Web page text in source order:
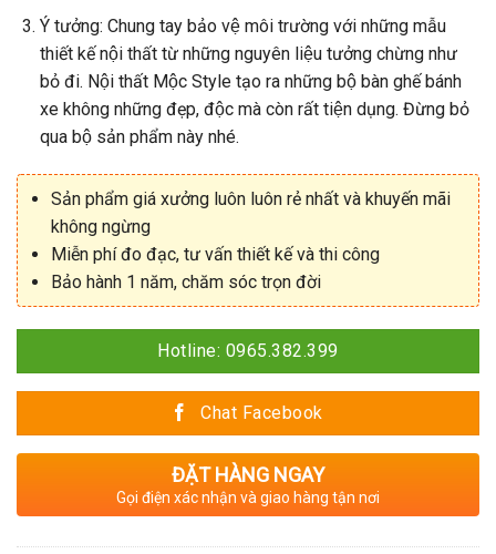
Ý tưởng: Chung tay bảo vệ môi trường với những mẫu
thiết kế nội thất từ những nguyên liệu tưởng chừng như
bỏ đi. Nội thất Mộc Style tạo ra những bộ bàn ghế bánh
xe không những đẹp, độc mà còn rất tiện dụng. Đừng bỏ
qua bộ sản phẩm này nhé.
Sản phẩm giá xưởng luôn luôn rẻ nhất và khuyến mãi
không ngừng
Miễn phí đo đạc, tư vấn thiết kế và thi công
Bảo hành 1 năm, chăm sóc trọn đời
Hotline: 0965.382.399
Chat Facebook
ĐẶT HÀNG NGAY
Gọi điện xác nhận và giao hàng tận nơi